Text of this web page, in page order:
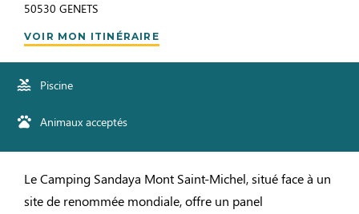
50530 GENETS
VOIR MON ITINÉRAIRE
Piscine
Animaux acceptés
Le Camping Sandaya Mont Saint-Michel, situé face à un
site de renommée mondiale, offre un panel